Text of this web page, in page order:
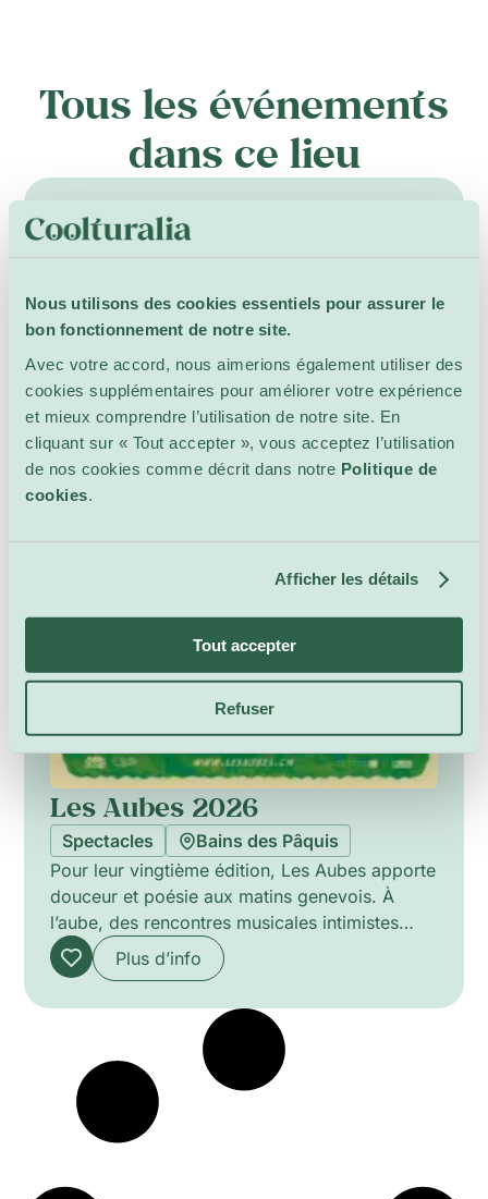
Nous utilisons des cookies essentiels pour assurer le
bon fonctionnement de notre site.
Avec votre accord, nous aimerions également utiliser des
cookies supplémentaires pour améliorer votre expérience
et mieux comprendre l’utilisation de notre site. En
cliquant sur « Tout accepter », vous acceptez l’utilisation
de nos cookies comme décrit dans notre Politique de
cookies
Afficher les détails
Tout accepter
Refuser
Tous les événements
dans ce lieu
13 juillet – 16 août
Les Aubes 2026
Spectacles
Bains des Pâquis
Pour leur vingtième édition, Les Aubes apporte
douceur et poésie aux matins genevois. À
l’aube, des rencontres musicales intimistes
proposent des paysages sonores délicats qui
éveillent les sens, privilégiant l’écoute attentive
réunit des projets acoustiques et
expérimentaux, du solo à la formation de
chambre, conçus pour réveiller la ville par des
timbres raffinés et des tempi mesurés. Une
célébration délicate de l’écoute matinale.
Plus d’info